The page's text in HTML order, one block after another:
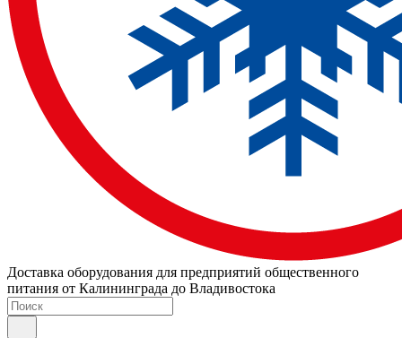
Доставка оборудования для предприятий общественного
питания от Калининграда до Владивостока